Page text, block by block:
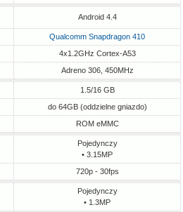
Android 4.4
Qualcomm Snapdragon 410
4x1.2GHz Cortex-A53
Adreno 306, 450MHz
1.5/16 GB
do 64GB (oddzielne gniazdo)
ROM eMMC
Pojedynczy
• 3.15MP
720p - 30fps
Pojedynczy
• 1.3MP